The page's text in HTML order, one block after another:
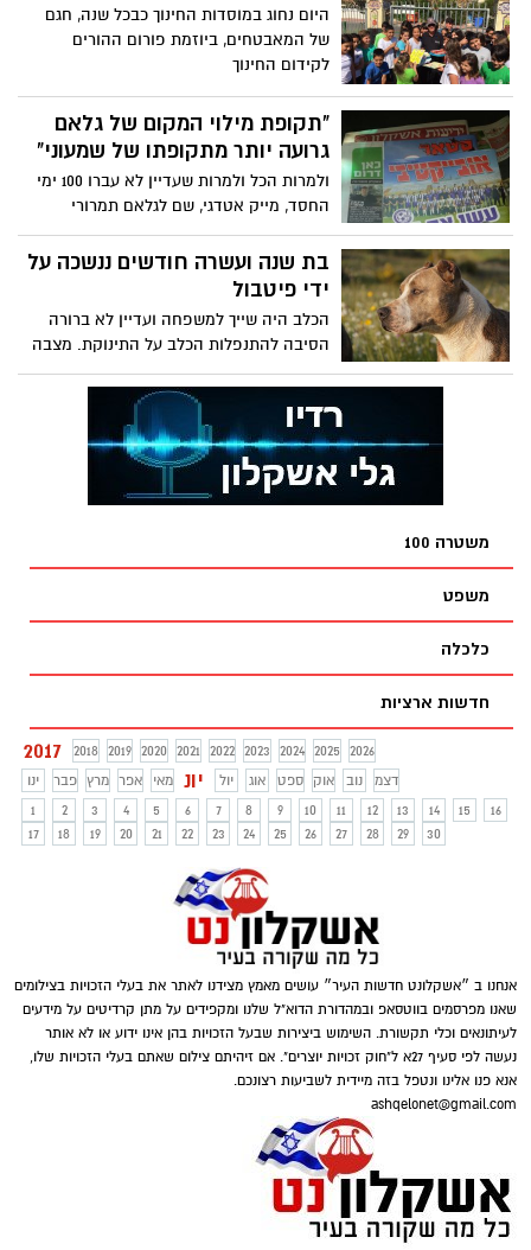
היום נחוג במוסדות החינוך כבכל שנה, חגם
של המאבטחים, ביוזמת פורום ההורים
לקידום החינוך
"תקופת מילוי המקום של גלאם
גרועה יותר מתקופתו של שמעוני"
ולמרות הכל ולמרות שעדיין לא עברו 100 ימי
החסד, מייק אטדגי, שם לגלאם תמרורי
אזהרה וציוני דרך
בת שנה ועשרה חודשים ננשכה על
ידי פיטבול
הכלב היה שייך למשפחה ועדיין לא ברורה
הסיבה להתנפלות הכלב על התינוקת. מצבה
קל עד בינוני
משטרה 100
משפט
כלכלה
חדשות ארציות
2017 2018 2019 2020 2021 2022 2023 2024 2025
2026
ינו
פבר מרץ אפר מאי יונ יול אוג ספט אוק נוב
דצמ
1
2 3 4 5 6 7 8 9 10 11 12 13 14 15
16
17
18 19 20 21 22 23 24 25 26 27 28 29 30
אנחנו ב ״אשקלונט חדשות העיר״ עושים מאמץ מצידנו לאתר את בעלי הזכויות בצילומים
שאנו מפרסמים בווטסאפ ובמהדורת הדוא"ל שלנו ומקפידים על מתן קרדיטים על מידעים
לעיתונאים וכלי תקשורת. השימוש ביצירות שבעל הזכויות בהן אינו ידוע או לא אותר
נעשה לפי סעיף 27א ל"חוק זכויות יוצרים". אם זיהיתם צילום שאתם בעלי הזכויות שלו,
אנא פנו אלינו ונטפל בזה מיידית לשביעות רצונכם.
ashqelonet@gmail.com